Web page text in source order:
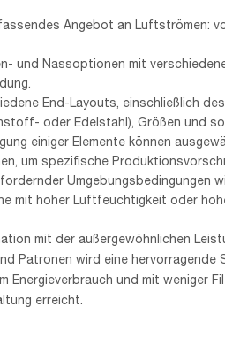
Angebot an Luftströmen:
und Nassoptionen mit
End-Layouts, einschließlich
oder Edelstahl), Größen und
einiger Elemente können
um spezifische
Umgebungsbedingungen
mit hoher Luftfeuchtigkeit oder
mit der außergewöhnlichen
Patronen wird eine hervorragende
Energieverbrauch und mit weniger
erreicht.